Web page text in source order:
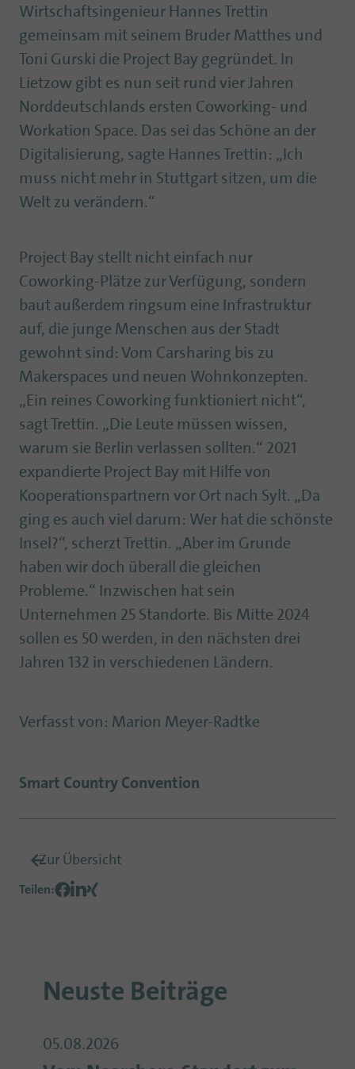
Wirtschaftsingenieur Hannes Trettin
gemeinsam mit seinem Bruder Matthes und
Toni Gurski die Project Bay gegründet. In
Lietzow gibt es nun seit rund vier Jahren
Norddeutschlands ersten Coworking- und
Workation Space. Das sei das Schöne an der
Digitalisierung, sagte Hannes Trettin: „Ich
muss nicht mehr in Stuttgart sitzen, um die
Welt zu verändern.“
Project Bay stellt nicht einfach nur
Coworking-Plätze zur Verfügung, sondern
baut außerdem ringsum eine Infrastruktur
auf, die junge Menschen aus der Stadt
gewohnt sind: Vom Carsharing bis zu
Makerspaces und neuen Wohnkonzepten.
„Ein reines Coworking funktioniert nicht“,
sagt Trettin. „Die Leute müssen wissen,
warum sie Berlin verlassen sollten.“ 2021
expandierte Project Bay mit Hilfe von
Kooperationspartnern vor Ort nach Sylt. „Da
ging es auch viel darum: Wer hat die schönste
Insel?“, scherzt Trettin. „Aber im Grunde
haben wir doch überall die gleichen
Probleme.“ Inzwischen hat sein
Unternehmen 25 Standorte. Bis Mitte 2024
sollen es 50 werden, in den nächsten drei
Jahren 132 in verschiedenen Ländern.
Verfasst von : Marion Meyer-Radtke
Smart Country Convention
Zur Übersicht
Teilen:
Neuste Beiträge
05.08.2026